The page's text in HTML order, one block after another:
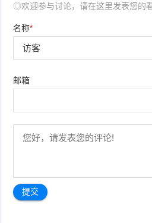
◎欢迎参与讨论，请在这里发表您的
名称*
邮箱